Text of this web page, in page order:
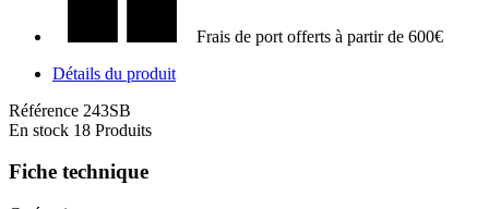
Frais de port offerts à partir de 600€
Détails du produit
Référence 243SB
En stock 18 Produits
Fiche technique